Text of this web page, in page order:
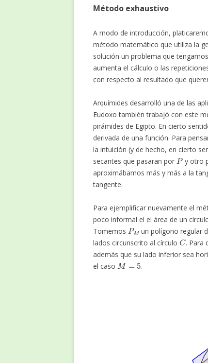
Método exhaustivo
A modo de introducción,
método matemático que utiliza la
solución un problema que
aumenta el cálculo o las
con respecto al resultado que
Arquímides desarrolló una de las
Eudoxo también trabajó con este
pirámides de Egipto. En cierto
derivada de una función. Para
la intuición (y de hecho, en cierto
secantes que pasaran por
P
y otro
aproximábamos más y más a la
tangente.
Para ejemplificar nuevamente el
poco informal el el área de un
Tomemos
PM
un polígono regular
lados circunscrito al círculo
C
. Para
además que su lado inferior sea
el caso
M=5
.